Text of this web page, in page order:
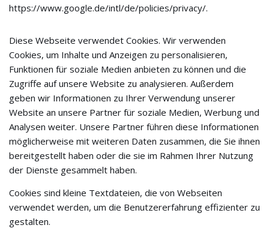
https://www.google.de/intl/de/policies/privacy/.
Diese Webseite verwendet Cookies. Wir verwenden
Cookies, um Inhalte und Anzeigen zu personalisieren,
Funktionen für soziale Medien anbieten zu können und die
Zugriffe auf unsere Website zu analysieren. Außerdem
geben wir Informationen zu Ihrer Verwendung unserer
Website an unsere Partner für soziale Medien, Werbung und
Analysen weiter. Unsere Partner führen diese Informationen
möglicherweise mit weiteren Daten zusammen, die Sie ihnen
bereitgestellt haben oder die sie im Rahmen Ihrer Nutzung
der Dienste gesammelt haben.
Cookies sind kleine Textdateien, die von Webseiten
verwendet werden, um die Benutzererfahrung effizienter zu
gestalten.